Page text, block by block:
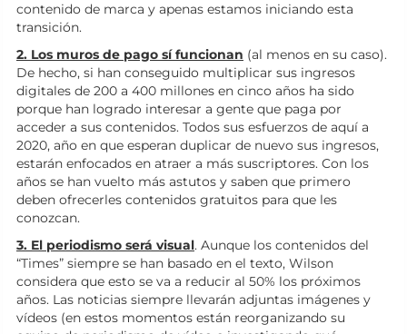
contenido de marca y apenas estamos iniciando esta
transición.
2. Los muros de pago sí funcionan (al menos en su caso).
De hecho, si han conseguido multiplicar sus ingresos
digitales de 200 a 400 millones en cinco años ha sido
porque han logrado interesar a gente que paga por
acceder a sus contenidos. Todos sus esfuerzos de aquí a
2020, año en que esperan duplicar de nuevo sus ingresos,
estarán enfocados en atraer a más suscriptores. Con los
años se han vuelto más astutos y saben que primero
deben ofrecerles contenidos gratuitos para que les
conozcan.
3. El periodismo será visual. Aunque los contenidos del
“Times” siempre se han basado en el texto, Wilson
considera que esto se va a reducir al 50% los próximos
años. Las noticias siempre llevarán adjuntas imágenes y
vídeos (en estos momentos están reorganizando su